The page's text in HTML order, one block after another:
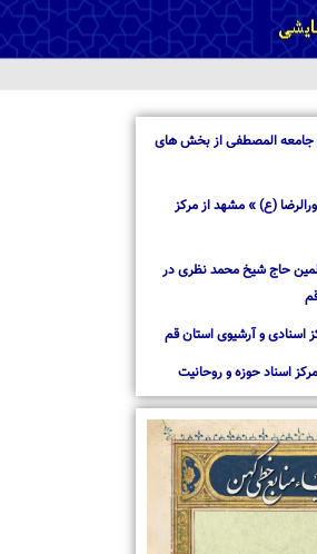
المصطفی از بخش های
(ع) » مشهد از مرکز
حاج شیخ محمد نظری در
و آرشیوی استان قم
حوزه و روحانیت